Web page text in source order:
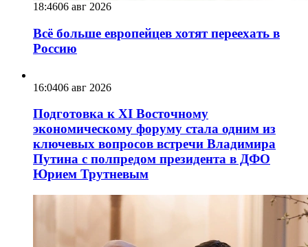
18:4606 авг 2026
Всё больше европейцев хотят переехать в
Россию
16:0406 авг 2026
Подготовка к XI Восточному
экономическому форуму стала одним из
ключевых вопросов встречи Владимира
Путина с полпредом президента в ДФО
Юрием Трутневым